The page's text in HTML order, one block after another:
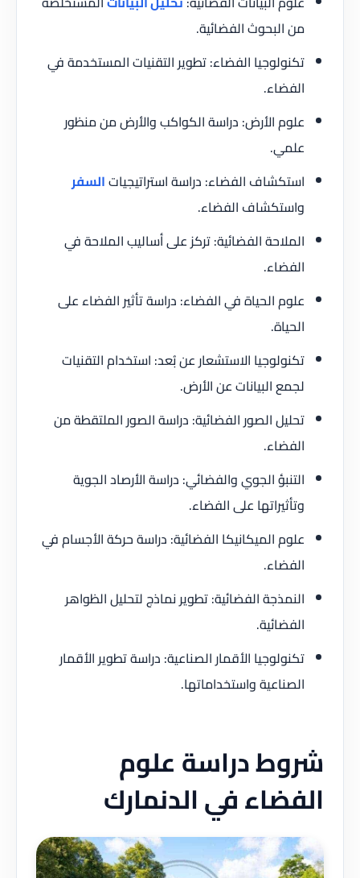
من البحوث الفضائية.
تكنولوجيا الفضاء: تطوير التقنيات المستخدمة في
الفضاء.
علوم الأرض: دراسة الكواكب والأرض من منظور
علمي.
استكشاف الفضاء: دراسة استراتيجياتالسفر
واستكشاف الفضاء.
الملاحة الفضائية: تركز على أساليب الملاحة في
الفضاء.
علوم الحياة في الفضاء: دراسة تأثير الفضاء على
الحياة.
تكنولوجيا الاستشعار عن بُعد: استخدام التقنيات
لجمع البيانات عن الأرض.
تحليل الصور الفضائية: دراسة الصور الملتقطة من
الفضاء.
التنبؤ الجوي والفضائي: دراسة الأرصاد الجوية
وتأثيراتها على الفضاء.
علوم الميكانيكا الفضائية: دراسة حركة الأجسام في
الفضاء.
النمذجة الفضائية: تطوير نماذج لتحليل الظواهر
الفضائية.
تكنولوجيا الأقمار الصناعية: دراسة تطوير الأقمار
الصناعية واستخداماتها.
شروط دراسة علوم
الفضاء في الدنمارك